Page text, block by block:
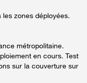
les zones déployées.
métropolitaine.
en cours. Test
sur la couverture sur